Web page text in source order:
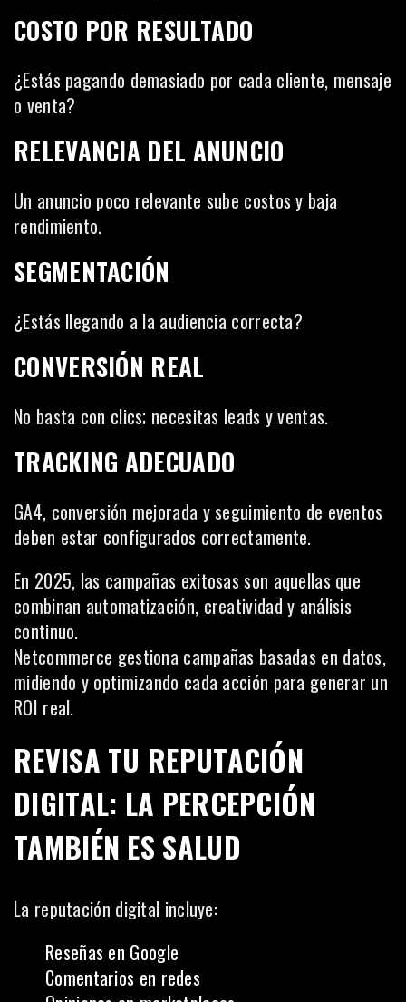
COSTO POR RESULTADO
¿Estás pagando demasiado por cada cliente, mensaje
o venta?
RELEVANCIA DEL ANUNCIO
Un anuncio poco relevante sube costos y baja
rendimiento.
SEGMENTACIÓN
¿Estás llegando a la audiencia correcta?
CONVERSIÓN REAL
No basta con clics; necesitas leads y ventas.
TRACKING ADECUADO
GA4, conversión mejorada y seguimiento de eventos
deben estar configurados correctamente.
En 2025, las campañas exitosas son aquellas que
combinan automatización, creatividad y análisis
continuo.
Netcommerce gestiona campañas basadas en datos,
midiendo y optimizando cada acción para generar un
ROI real.
REVISA TU REPUTACIÓN
DIGITAL: LA PERCEPCIÓN
TAMBIÉN ES SALUD
La reputación digital incluye:
Reseñas en Google
Comentarios en redes